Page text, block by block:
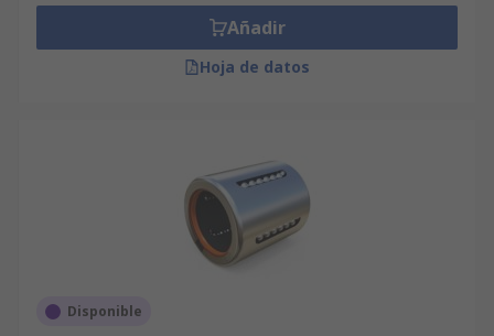
Añadir
Hoja de datos
Disponible